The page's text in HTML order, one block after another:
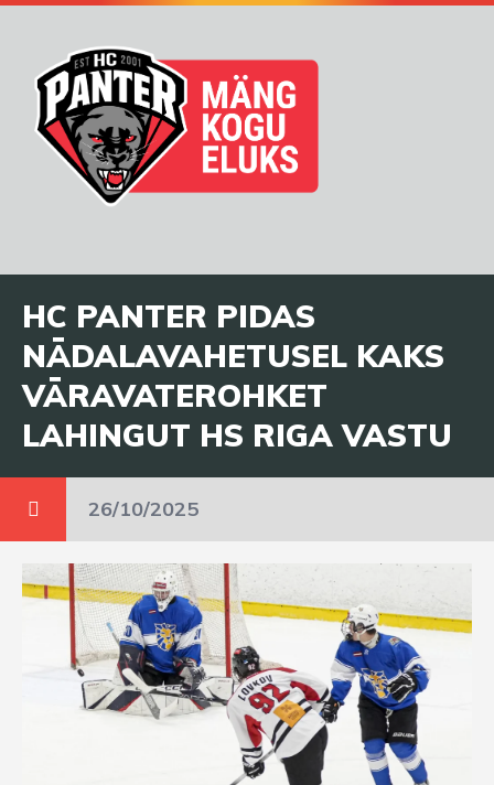
HC PANTER PIDAS
NÄDALAVAHETUSEL KAKS
VÄRAVATEROHKET
LAHINGUT HS RIGA VASTU
26/10/2025